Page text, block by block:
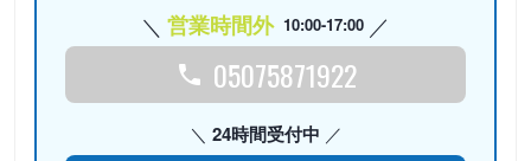
営業時間外 10:00-17:00
05075871922
24時間受付中